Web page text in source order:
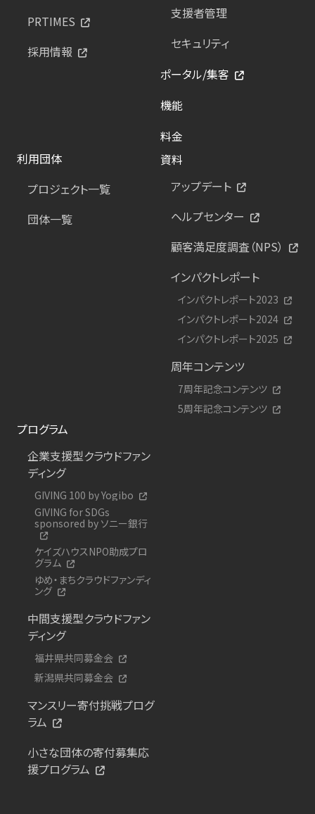
PRTIMES
採用情報
支援者管理
セキュリティ
ポータル/集客
機能
料金
利用団体
プロジェクト一覧
団体一覧
資料
アップデート
ヘルプセンター
顧客満足度調査（NPS）
インパクトレポート
インパクトレポート2023
インパクトレポート2024
インパクトレポート2025
周年コンテンツ
7周年記念コンテンツ
5周年記念コンテンツ
プログラム
企業支援型クラウドファン
ディング
GIVING 100 by Yogibo
GIVING for SDGs
sponsored by ソニー銀行
ケイズハウスNPO助成プロ
グラム
ゆめ・まちクラウドファンディ
ング
中間支援型クラウドファン
ディング
福井県共同募金会
新潟県共同募金会
マンスリー寄付挑戦プログ
ラム
小さな団体の寄付募集応
援プログラム